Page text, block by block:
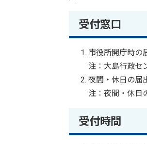
受付窓口
市役所開庁時の
注：大島行政セ
夜間・休日の届
注：夜間・休日
受付時間